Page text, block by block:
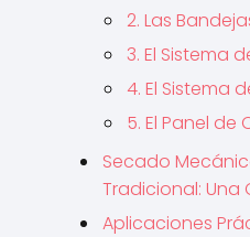
2. Las
3. El Sistema
4. El Sistema
5. El Panel de
Secado
Tradicional:
Aplicaciones